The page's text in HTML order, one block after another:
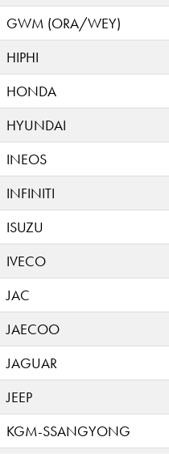
GWM (ORA/WEY)
HIPHI
HONDA
HYUNDAI
INEOS
INFINITI
ISUZU
IVECO
JAC
JAECOO
JAGUAR
JEEP
KGM-SSANGYONG